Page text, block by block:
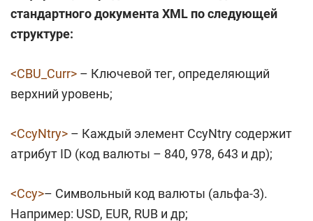
стандартного документа XML по следующей
структуре:
<CBU_Curr> – Ключевой тег, определяющий
верхний уровень;
<CcyNtry> – Каждый элемент CcyNtry содержит
атрибут ID (код валюты – 840, 978, 643 и др);
<Ccy>– Символьный код валюты (альфа-3).
Например: USD, EUR, RUB и др;